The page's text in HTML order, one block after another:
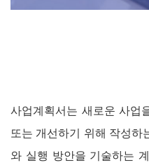
사업계획서는 새로운 사업
또는 개선하기 위해 작성하
와 실행 방안을 기술하는